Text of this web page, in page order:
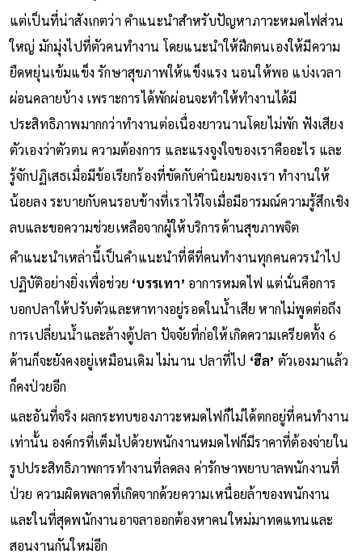
แต่เป็นที่น่าสังเกตว่า คำแนะนำสำหรับปัญหาภาวะหมดไฟส่วน
ใหญ่ มักมุ่งไปที่ตัวคนทำงาน โดยแนะนำให้ฝึกตนเองให้มีความ
ยืดหยุ่นเข้มแข็ง รักษาสุขภาพให้แข็งแรง นอนให้พอ แบ่งเวลา
ผ่อนคลายบ้าง เพราะการได้พักผ่อนจะทำให้ทำงานได้มี
ประสิทธิภาพมากกว่าทำงานต่อเนื่องยาวนานโดยไม่พัก ฟังเสียง
ตัวเองว่าตัวตน ความต้องการ และแรงจูงใจของเราคืออะไร และ
รู้จักปฏิเสธเมื่อมีข้อเรียกร้องที่ขัดกับค่านิยมของเรา ทำงานให้
น้อยลง ระบายกับคนรอบข้างที่เราไว้ใจเมื่อมีอารมณ์ความรู้สึกเชิง
ลบและขอความช่วยเหลือจากผู้ให้บริการด้านสุขภาพจิต
คำแนะนำเหล่านี้เป็นคำแนะนำที่ดีที่คนทำงานทุกคนควรนำไป
ปฏิบัติอย่างยิ่งเพื่อช่วย ‘บรรเทา’ อาการหมดไฟ แต่นั่นคือการ
บอกปลาให้ปรับตัวและหาทางอยู่รอดในน้ำเสีย หากไม่พูดต่อถึง
การเปลี่ยนน้ำและล้างตู้ปลา ปัจจัยที่ก่อให้เกิดความเครียดทั้ง 6
ด้านก็จะยังคงอยู่เหมือนเดิม ไม่นาน ปลาที่ไป ‘ฮีล’ ตัวเองมาแล้ว
ก็คงป่วยอีก
และอันที่จริง ผลกระทบของภาวะหมดไฟก็ไม่ได้ตกอยู่ที่คนทำงาน
เท่านั้น องค์กรที่เต็มไปด้วยพนักงานหมดไฟก็มีราคาที่ต้องจ่ายใน
รูปประสิทธิภาพการทำงานที่ลดลง ค่ารักษาพยาบาลพนักงานที่
ป่วย ความผิดพลาดที่เกิดจากด้วยความเหนื่อยล้าของพนักงาน
และในที่สุดพนักงานอาจลาออกต้องหาคนใหม่มาทดแทนและ
สอนงานกันใหม่อีก